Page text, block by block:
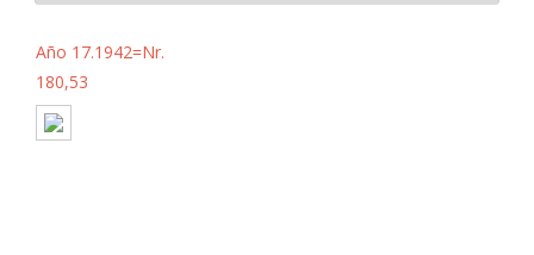
Año 17.1942=Nr.
180,53